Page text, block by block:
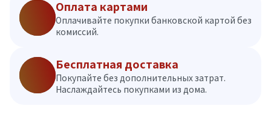
Оплата картами
Оплачивайте покупки банковской картой без
комиссий.
Бесплатная доставка
Покупайте без дополнительных затрат.
Наслаждайтесь покупками из дома.